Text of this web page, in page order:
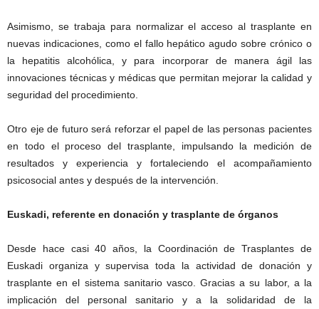
Asimismo, se trabaja para normalizar el acceso al trasplante en
nuevas indicaciones, como el fallo hepático agudo sobre crónico o
la hepatitis alcohólica, y para incorporar de manera ágil las
innovaciones técnicas y médicas que permitan mejorar la calidad y
seguridad del procedimiento.
Otro eje de futuro será reforzar el papel de las personas pacientes
en todo el proceso del trasplante, impulsando la medición de
resultados y experiencia y fortaleciendo el acompañamiento
psicosocial antes y después de la intervención.
Euskadi, referente en donación y trasplante de órganos
Desde hace casi 40 años, la Coordinación de Trasplantes de
Euskadi organiza y supervisa toda la actividad de donación y
trasplante en el sistema sanitario vasco. Gracias a su labor, a la
implicación del personal sanitario y a la solidaridad de la